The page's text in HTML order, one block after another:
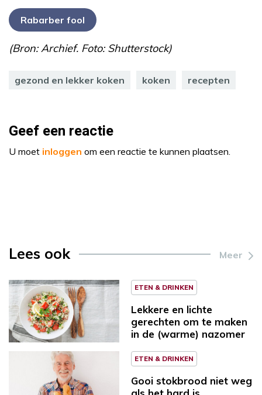
Rabarber fool
(Bron: Archief. Foto: Shutterstock)
gezond en lekker koken koken recepten
Geef een reactie
U moet inloggen om een reactie te kunnen plaatsen.
Lees ook Meer
ETEN & DRINKEN
Lekkere en lichte
gerechten om te maken
in de (warme) nazomer
ETEN & DRINKEN
Gooi stokbrood niet weg